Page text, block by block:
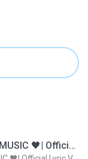
ไม่มีใครรู้ตัวเรา– UNHEARD MUSIC 🖤| Official Lyric Video | เพลงสู้ชีวิต